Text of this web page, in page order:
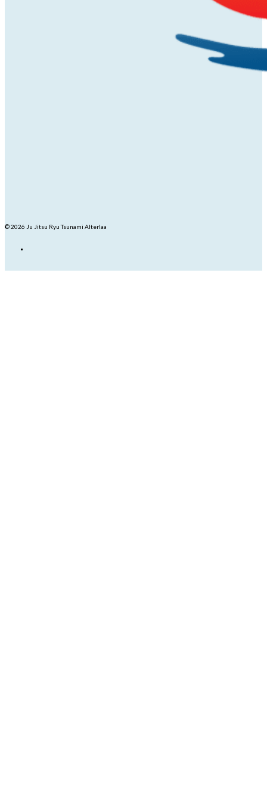
© 2026 Ju Jitsu Ryu Tsunami Alterlaa